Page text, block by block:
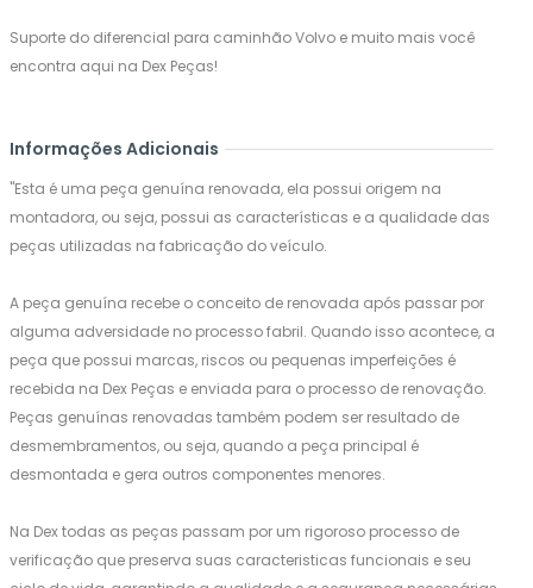
Suporte do diferencial para caminhão Volvo e muito mais você
encontra aqui na Dex Peças!
Informações Adicionais
"Esta é uma peça genuína renovada, ela possui origem na
montadora, ou seja, possui as características e a qualidade das
peças utilizadas na fabricação do veículo.
A peça genuína recebe o conceito de renovada após passar por
alguma adversidade no processo fabril. Quando isso acontece, a
peça que possui marcas, riscos ou pequenas imperfeições é
recebida na Dex Peças e enviada para o processo de renovação.
Peças genuínas renovadas também podem ser resultado de
desmembramentos, ou seja, quando a peça principal é
desmontada e gera outros componentes menores.
Na Dex todas as peças passam por um rigoroso processo de
verificação que preserva suas caracteristicas funcionais e seu